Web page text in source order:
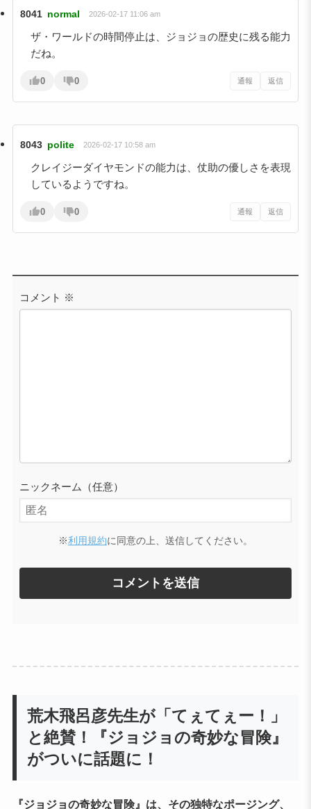
8041 normal 2026-02-17 11:06 am
ザ・ワールドの時間停止は、ジョジョの歴史に残る能力
だね。
0 0 通報 返信
8043 polite 2026-02-17 10:58 am
クレイジーダイヤモンドの能力は、仗助の優しさを表現
しているようですね。
0 0 通報 返信
コメント ※
ニックネーム（任意）
※利用規約に同意の上、送信してください。
荒木飛呂彦先生が「てぇてぇー！」
と絶賛！『ジョジョの奇妙な冒険』
がついに話題に！
『ジョジョの奇妙な冒険』は、その独特なポージング、